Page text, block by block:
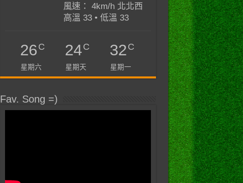
風速： 4km/h 北北西
高溫 33 • 低溫 33
26C
星期六
24C
星期天
32C
星期一
Fav. Song =)